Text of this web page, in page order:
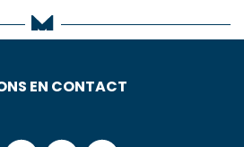
EN CONTACT